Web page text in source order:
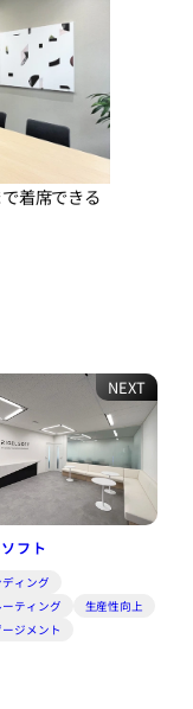
着席できる
NEXT
フト
ィング
ーティング
生産性向上
ジメント